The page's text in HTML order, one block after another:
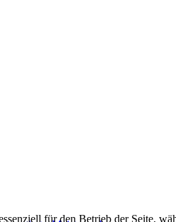
für den Betrieb der Seite,